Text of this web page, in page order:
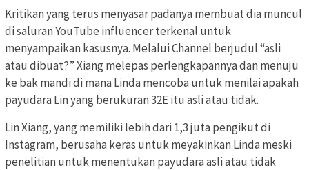
Kritikan yang terus menyasar padanya membuat dia muncul
di saluran YouTube influencer terkenal untuk
menyampaikan kasusnya. Melalui Channel berjudul “asli
atau dibuat?” Xiang melepas perlengkapannya dan menuju
ke bak mandi di mana Linda mencoba untuk menilai apakah
payudara Lin yang berukuran 32E itu asli atau tidak.
Lin Xiang, yang memiliki lebih dari 1,3 juta pengikut di
Instagram, berusaha keras untuk meyakinkan Linda meski
penelitian untuk menentukan payudara asli atau tidak